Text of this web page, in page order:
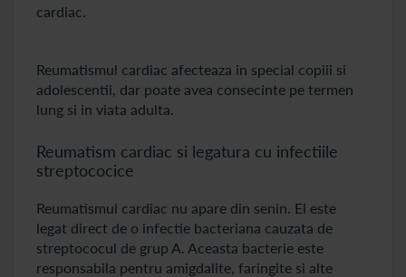
cardiac.
Reumatismul cardiac afecteaza in special copiii si
adolescentii, dar poate avea consecinte pe termen
lung si in viata adulta.
Reumatism cardiac si legatura cu infectiile
streptococice
Reumatismul cardiac nu apare din senin. El este
legat direct de o infectie bacteriana cauzata de
streptococul de grup A. Aceasta bacterie este
responsabila pentru amigdalite, faringite si alte